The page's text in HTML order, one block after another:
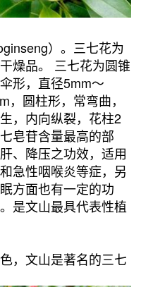
）。三七花为
燥品。 三七花为圆锥
形，直径5mm～
圆柱形，常弯曲，
，内向纵裂，花柱2
皂苷含量最高的部
、降压之功效，适用
急性咽喉炎等症，另
方面也有一定的功
是文山最具代表性植
，文山是著名的三七